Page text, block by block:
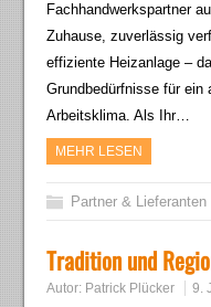
Fachhandwerkspartner
Zuhause, zuverlässig
effiziente Heizanlage –
Grundbedürfnisse für ein
Arbeitsklima. Als Ihr…
MEHR LESEN
Partner & Lieferanten
Tradition und
Autor: Patrick Plücker 9.